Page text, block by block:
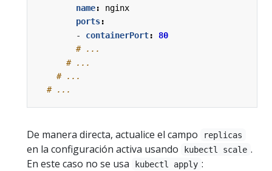
name:
nginx
ports:
- containerPort:
80
# ...
# ...
# ...
# ...
De manera directa, actualice el campo replicas
en la configuración activa usando kubectl scale .
En este caso no se usa
kubectl apply :